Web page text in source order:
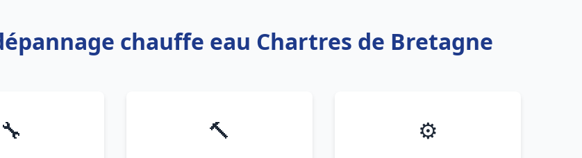
chauffe eau Chartres de Bretagne
🔧 🔨 ⚙️